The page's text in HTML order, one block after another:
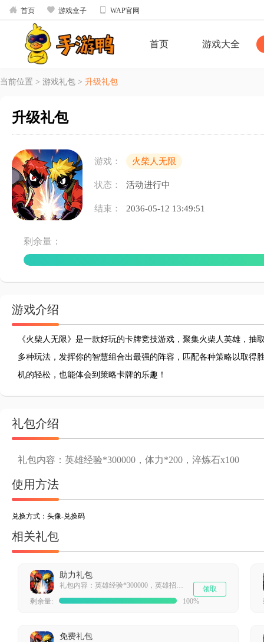
 首页  游戏盒子  WAP官网
首页 游戏大全
当前位置 > 游戏礼包 > 升级礼包
升级礼包
游戏： 火柴人无限
状态： 活动进行中
结束： 2036-05-12 13:49:51
剩余量：
游戏介绍
《火柴人无限》是一款好玩的卡牌竞技游戏，聚集火柴人英雄，
多种玩法，发挥你的智慧组合出最强的阵容，匹配各种策略以取得
机的轻松，也能体会到策略卡牌的乐趣！
礼包介绍
礼包内容：英雄经验*300000，体力*200，淬炼石x100
使用方法
兑换方式：头像-兑换码
相关礼包
助力礼包
礼包内容：英雄经验*300000，英雄招募券x10，深井冰鸭x1
剩余量:
100%
领取
免费礼包